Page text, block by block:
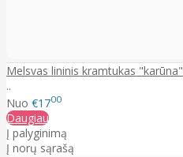
Melsvas lininis kramtukas "karūna"
..
Nuo €1700
Daugiau
Į palyginimą
Į norų sąrašą